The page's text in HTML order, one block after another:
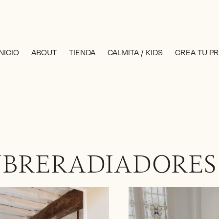
ABOUT TIENDA CALMITA / KIDS CREA TU